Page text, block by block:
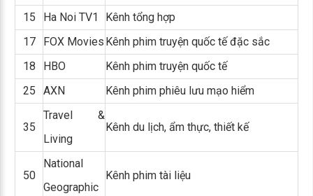
15 Ha Noi TV1
Kênh tổng hợp
17
FOX Movies Kênh phim truyện quốc tế đặc sắc
18
HBO
Kênh phim truyện quốc tế
25
AXN Kênh phim phiêu lưu mạo hiểm
35
Travel &
Living
Kênh du lịch, ẩm thực, thiết kế
50
National
Geographic
Kênh phim tài liệu